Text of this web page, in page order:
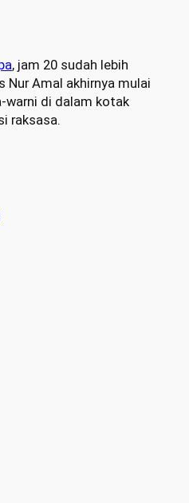
, jam 20 sudah lebih
Nur Amal akhirnya mulai
warni di dalam kotak
raksasa.